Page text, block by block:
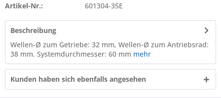
Artikel-Nr.: 601304-35E
Beschreibung
Wellen-Ø zum Getriebe: 32 mm, Wellen-Ø zum Antriebsrad:
38 mm. Systemdurchmesser: 60 mm mehr
Kunden haben sich ebenfalls angesehen